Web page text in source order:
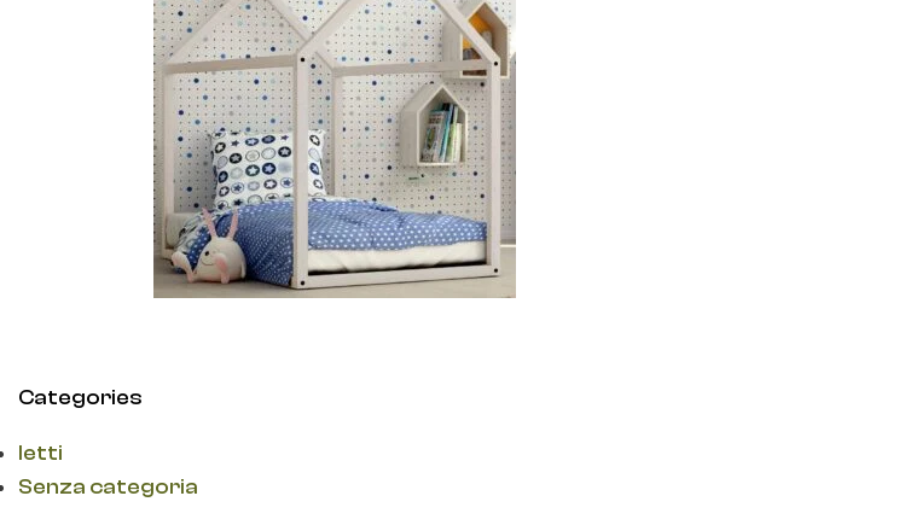
Categories
letti
Senza categoria